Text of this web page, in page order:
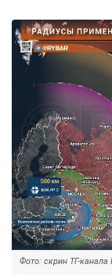
Фото: скрин ТГ-